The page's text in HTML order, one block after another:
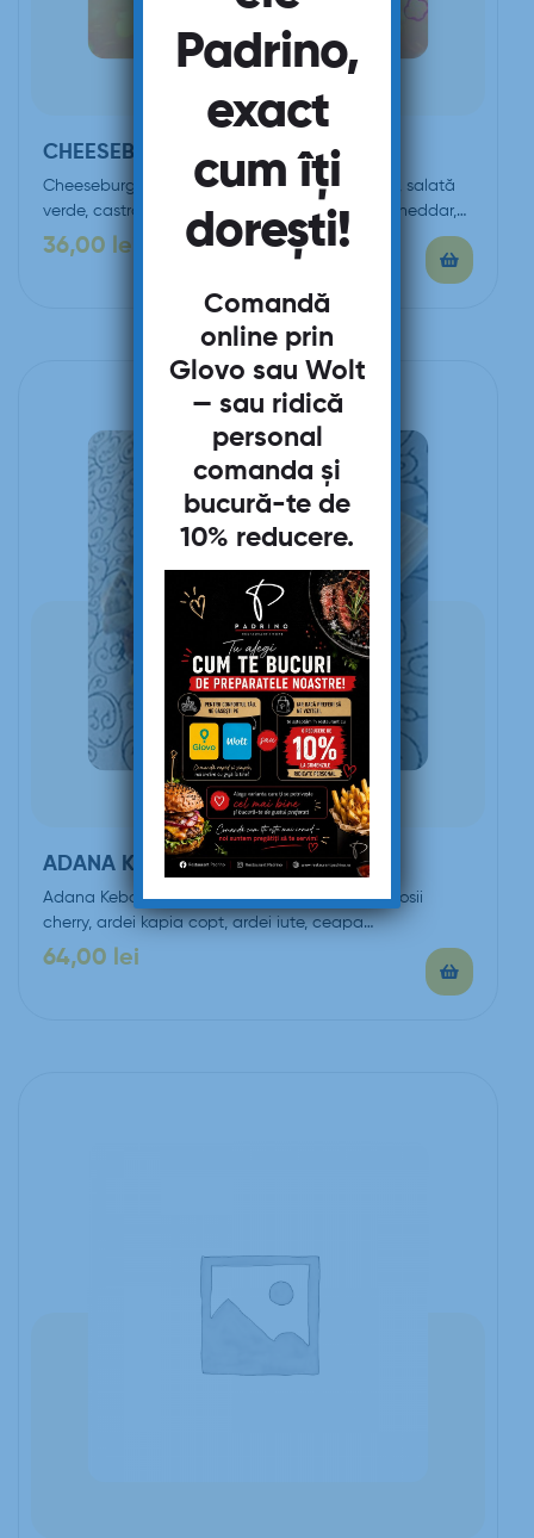
CHEESEBURGER – 320G
Cheeseburger (chiflă, carne de vită, sos burger, salată
verde, castraveți murați, ceapă roșie, brânză cheddar,…
36,00 lei
ADANA KEBAB
Adana Kebab 850g (Pita, carne de vita-oaie, rosii
cherry, ardei kapia copt, ardei iute, ceapa…
64,00 lei
Padrino,
exact
cum îți
dorești!
Comandă
online prin
Glovo sau Wolt
— sau ridică
personal
comanda și
bucură-te de
10% reducere.